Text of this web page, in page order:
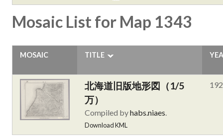
Mosaic List for Map 1343
MOSAIC TITLE
北海道旧版地形図（1/5
万）
Compiled byhabs.niaes
Download KML